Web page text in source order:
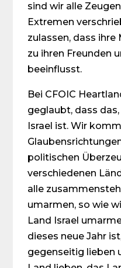
sind wir alle
Extremen
zulassen, dass ihre
zu ihren Freunden
beeinflusst.
Bei CFOIC
geglaubt, dass
Israel ist. Wir
politischen
verschiedenen
alle
umarmen, so wie
Land Israel
dieses neue Jahr
gegenseitig lieben